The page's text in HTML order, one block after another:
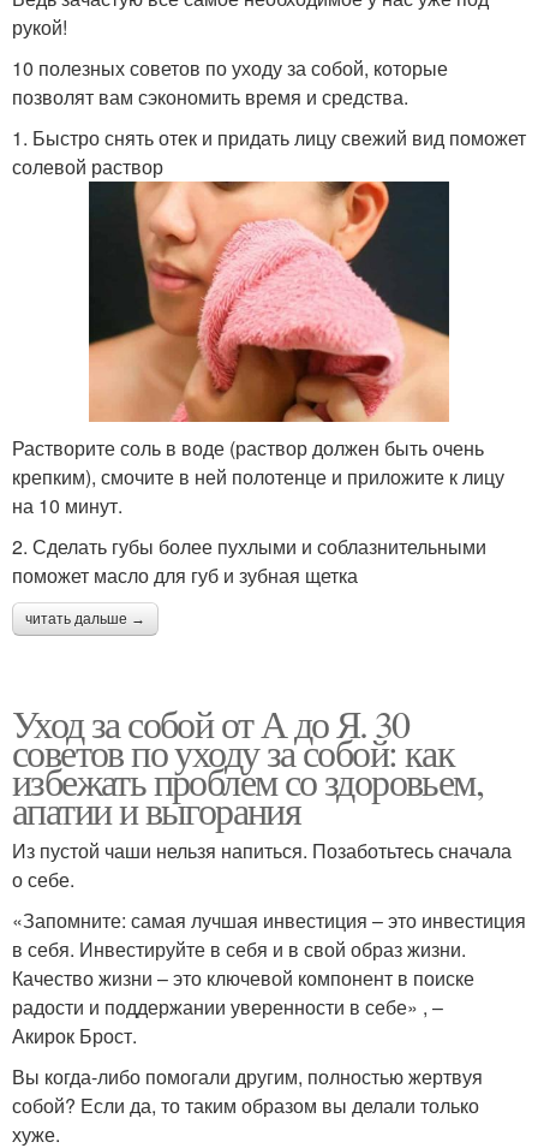
рукой!
10 полезных советов по уходу за собой, которые
позволят вам сэкономить время и средства.
1. Быстро снять отек и придать лицу свежий вид поможет
солевой раствор
Растворите соль в воде (раствор должен быть очень
крепким), смочите в ней полотенце и приложите к лицу
на 10 минут.
2. Сделать губы более пухлыми и соблазнительными
поможет масло для губ и зубная щетка
читать дальше →
Уход за собой от А до Я. 30
советов по уходу за собой: как
избежать проблем со здоровьем,
апатии и выгорания
Из пустой чаши нельзя напиться. Позаботьтесь сначала
о себе.
«Запомните: самая лучшая инвестиция – это инвестиция
в себя. Инвестируйте в себя и в свой образ жизни.
Качество жизни – это ключевой компонент в поиске
радости и поддержании уверенности в себе» , –
Акирок Брост.
Вы когда-либо помогали другим, полностью жертвуя
собой? Если да, то таким образом вы делали только
хуже.